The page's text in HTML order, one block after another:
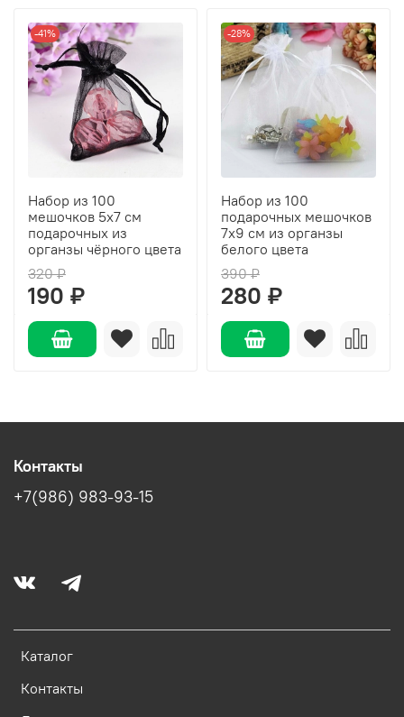
-41%
Набор из 100
мешочков 5х7 см
подарочных из
органзы чёрного цвета
320 ₽
190 ₽
-28%
Набор из 100
подарочных мешочков
7х9 см из органзы
белого цвета
390 ₽
280 ₽
Каталог
Контакты
Контакты
+7(986) 983-93-15